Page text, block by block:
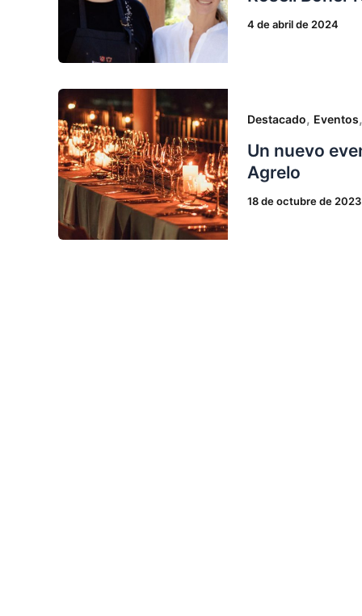
4 de abril de 2024
Destacado, Eventos,
Un nuevo
Agrelo
18 de octubre de 2023